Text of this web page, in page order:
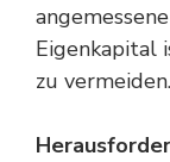
Eigenkapital
zu vermeiden.